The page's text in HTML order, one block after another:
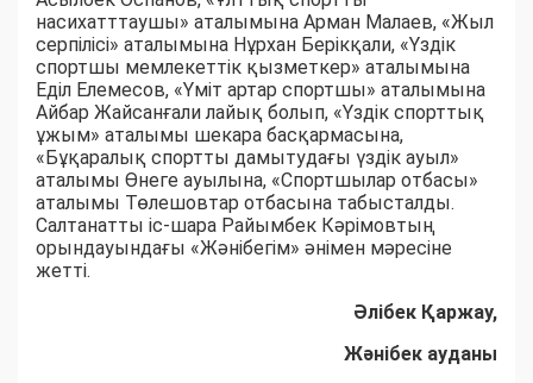
насихатттаушы» аталымына Арман Малаев, «Жыл
серпілісі» аталымына Нұрхан Берікқали, «Үздік
спортшы мемлекеттік қызметкер» аталымына
Еділ Елемесов, «Үміт артар спортшы» аталымына
Айбар Жайсанғали лайық болып, «Үздік спорттық
ұжым» аталымы шекара басқармасына,
«Бұқаралық спортты дамытудағы үздік ауыл»
аталымы Өнеге ауылына, «Спортшылар отбасы»
аталымы Төлешовтар отбасына табысталды.
Салтанатты іс-шара Райымбек Кәрімовтың
орындауындағы «Жәнібегім» әнімен мәресіне
жетті.
Әлібек Қаржау,
Жәнібек ауданы